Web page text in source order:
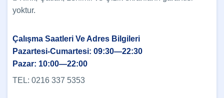
yoktur.
Çalışma Saatleri Ve Adres Bilgileri
Pazartesi-Cumartesi: 09:30—22:30
Pazar: 10:00—22:00
TEL: 0216 337 5353